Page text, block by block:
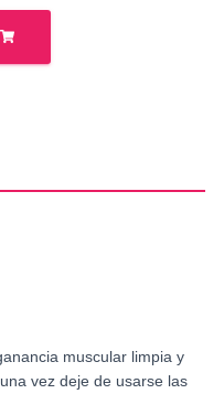
muscular limpia y
vez deje de usarse las